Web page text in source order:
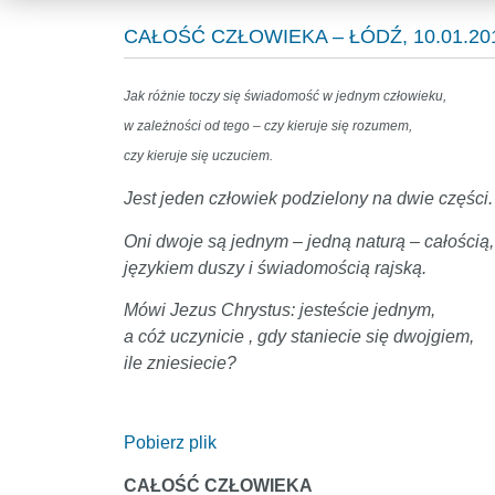
CAŁOŚĆ CZŁOWIEKA – ŁÓDŹ,
Jak różnie toczy się świadomość w jednym człowieku,
w zależności od tego – czy kieruje się rozumem,
czy kieruje się uczuciem.
Jest jeden człowiek podzielony na dwie części.
Oni dwoje są jednym – jedną naturą – całością,
językiem duszy i świadomością rajską.
Mówi Jezus Chrystus: jesteście jednym,
a cóż uczynicie , gdy staniecie się dwojgiem,
ile zniesiecie?
Pobierz plik
CAŁOŚĆ CZŁOWIEKA